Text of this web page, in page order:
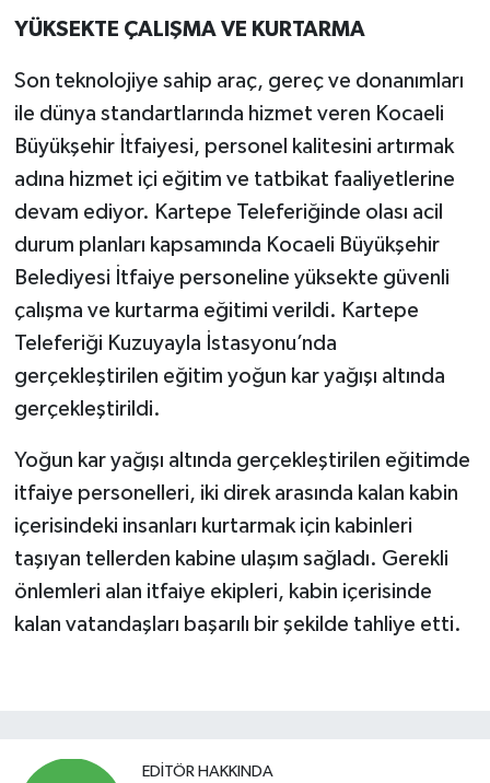
YÜKSEKTE ÇALIŞMA VE KURTARMA
Son teknolojiye sahip araç, gereç ve donanımları
ile dünya standartlarında hizmet veren Kocaeli
Büyükşehir İtfaiyesi, personel kalitesini artırmak
adına hizmet içi eğitim ve tatbikat faaliyetlerine
devam ediyor. Kartepe Teleferiğinde olası acil
durum planları kapsamında Kocaeli Büyükşehir
Belediyesi İtfaiye personeline yüksekte güvenli
çalışma ve kurtarma eğitimi verildi. Kartepe
Teleferiği Kuzuyayla İstasyonu’nda
gerçekleştirilen eğitim yoğun kar yağışı altında
gerçekleştirildi.
Yoğun kar yağışı altında gerçekleştirilen eğitimde
itfaiye personelleri, iki direk arasında kalan kabin
içerisindeki insanları kurtarmak için kabinleri
taşıyan tellerden kabine ulaşım sağladı. Gerekli
önlemleri alan itfaiye ekipleri, kabin içerisinde
kalan vatandaşları başarılı bir şekilde tahliye etti.
EDITÖR HAKKINDA